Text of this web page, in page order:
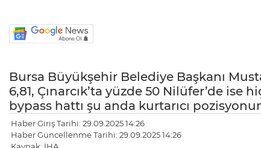
Bursa Büyükşehir Belediye Başkanı
6,81, Çınarcık’ta yüzde 50 Nilüfer’de ise
bypass hattı şu anda kurtarıcı
Haber Giriş Tarihi: 29.09.2025 14:26
Haber Güncellenme Tarihi: 29.09.2025 14:26